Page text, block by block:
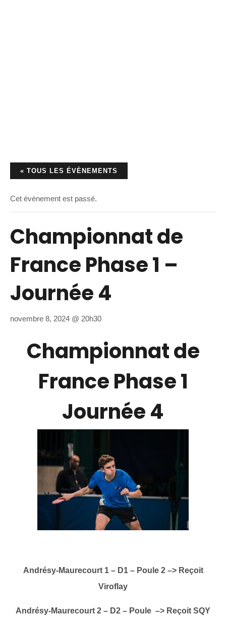
« TOUS LES ÉVÈNEMENTS
Cet évènement est passé.
Championnat de
France Phase 1 –
Journée 4
novembre 8, 2024 @ 20h30
Championnat de
France Phase 1
Journée 4
Andrésy-Maurecourt 1 – D1 – Poule 2 –> Reçoit
Viroflay
Andrésy-Maurecourt 2 – D2 – Poule –> Reçoit SQY